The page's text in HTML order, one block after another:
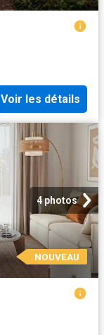
Voir les détails
4 photos
NOUVEAU